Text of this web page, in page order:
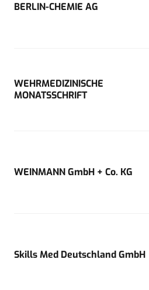
BERLIN-CHEMIE AG
WEHRMEDIZINISCHE
MONATSSCHRIFT
WEINMANN GmbH + Co. KG
Skills Med Deutschland GmbH